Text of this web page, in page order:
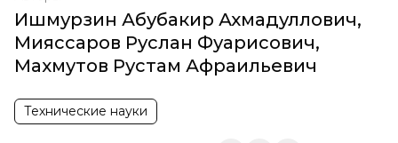
Ишмурзин Абубакир Ахмадуллович,
Мияссаров Руслан Фуарисович,
Махмутов Рустам Афраильевич
Технические науки